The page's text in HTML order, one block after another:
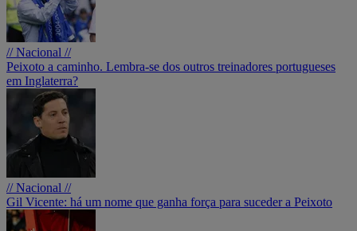
// Nacional //
Peixoto a caminho. Lembra-se dos outros treinadores portugueses
em Inglaterra?
// Nacional //
Gil Vicente: há um nome que ganha força para suceder a Peixoto